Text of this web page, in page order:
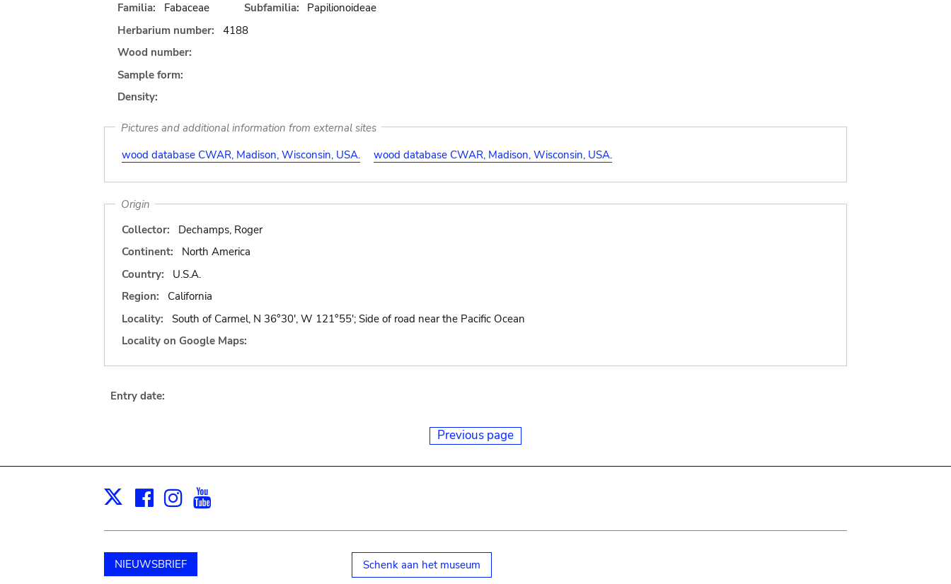
Familia:
Fabaceae Subfamilia:
Papilionoideae
Herbarium number:
4188
Wood number:
Sample form:
Density:
Pictures and additional information from external sites
wood database CWAR, Madison, Wisconsin, USA.
wood database CWAR, Madison, Wisconsin, USA.
Origin
Collector:
Dechamps, Roger
Continent:
North America
Country:
U.S.A.
Region:
California
Locality:
South of Carmel, N 36°30', W 121°55'; Side of road near the Pacific Ocean
Locality on Google Maps:
Entry date:
Previous page
X Facebook
Instagram
NIEUWSBRIEF Schenk aan het museum